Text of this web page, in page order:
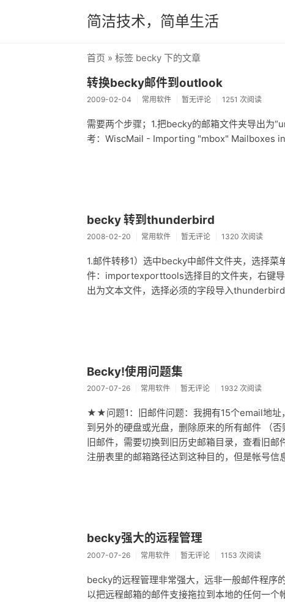
简洁技术，简单生活
首页 » 标签 becky 下的文章
转换becky邮件到outlook
2009-02-04 常用软件 暂无评论 1251 次阅读
需要两个步骤；1.把becky的邮箱文件夹导出为
考：WiscMail - Importing "mbox" Mailboxes
becky 转到thunderbird
2008-02-20 常用软件 暂无评论 1320 次阅读
1.邮件转移1）选中becky中邮件文件夹，选择
件：importexporttools选择目的文件夹，右键
出为文本文件，选择必须的字段导入
Becky!使用问题集
2007-07-26 常用软件 暂无评论 1932 次阅读
★★问题1：旧邮件问题：我拥有15个email地址
到另外的硬盘或光盘，删除原来的所有邮件 （
旧邮件，需要切换到旧历史邮箱目录，查看旧
注册表里的邮箱路径达到这种目的，但是帐号
becky强大的远程管理
2007-07-26 常用软件 暂无评论 1153 次阅读
becky的远程管理非常强大，远非一般邮件程序
以把远程邮箱的邮件支接拖拉到本地的任何一